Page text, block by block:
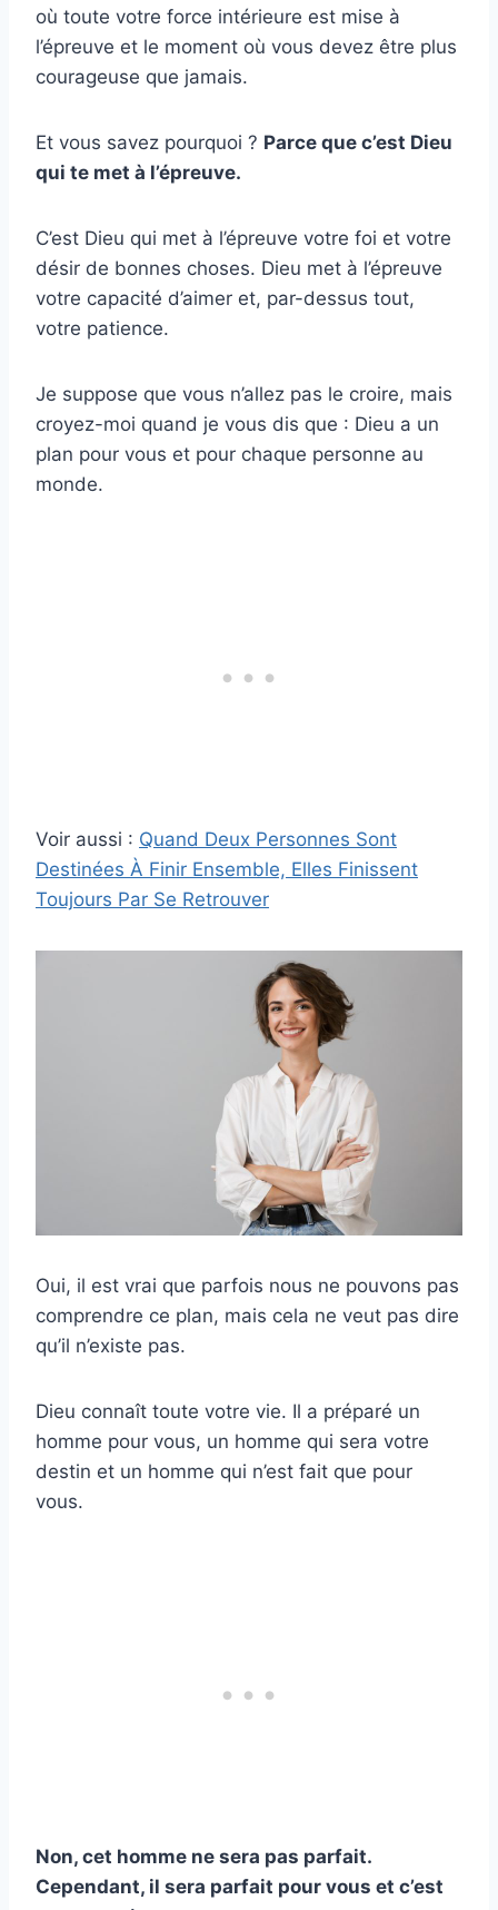
où toute votre force intérieure est mise à
l’épreuve et le moment où vous devez être plus
courageuse que jamais.
Et vous savez pourquoi ? Parce que c’est Dieu
qui te met à l’épreuve.
C’est Dieu qui met à l’épreuve votre foi et votre
désir de bonnes choses. Dieu met à l’épreuve
votre capacité d’aimer et, par-dessus tout,
votre patience.
Je suppose que vous n’allez pas le croire, mais
croyez-moi quand je vous dis que : Dieu a un
plan pour vous et pour chaque personne au
monde.
Voir aussi : Quand Deux Personnes Sont
Destinées À Finir Ensemble, Elles Finissent
Toujours Par Se Retrouver
Oui, il est vrai que parfois nous ne pouvons pas
comprendre ce plan, mais cela ne veut pas dire
qu’il n’existe pas.
Dieu connaît toute votre vie. Il a préparé un
homme pour vous, un homme qui sera votre
destin et un homme qui n’est fait que pour
vous.
Non, cet homme ne sera pas parfait.
Cependant, il sera parfait pour vous et c’est